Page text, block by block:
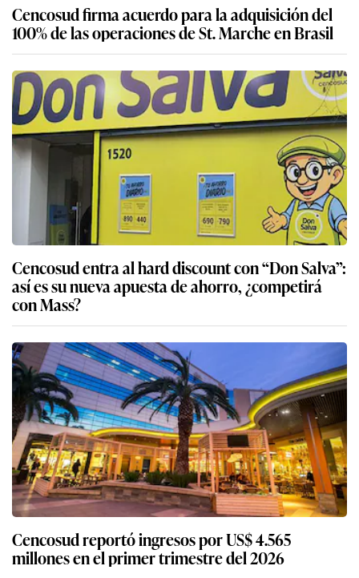
Cencosud firma acuerdo para la adquisición del
100% de las operaciones de St. Marche en Brasil
Cencosud entra al hard discount con “Don Salva”:
así es su nueva apuesta de ahorro, ¿competirá
con Mass?
Cencosud reportó ingresos por US$ 4.565
millones en el primer trimestre del 2026